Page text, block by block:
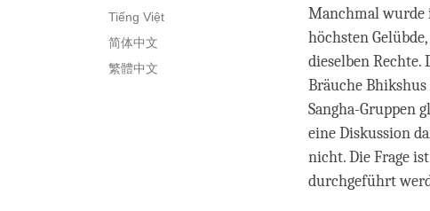
Tiếng Việt
简体中文
繁體中文
Manchmal wurde
höchsten
dieselben
Bräuche
Sangha-Gruppen
eine Diskussion
nicht. Die Frage
durchgeführt